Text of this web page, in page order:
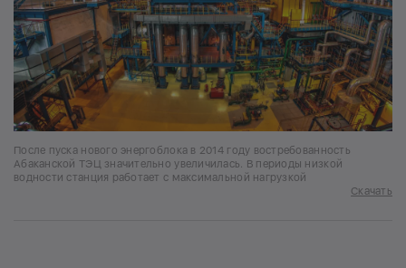
После пуска нового энергоблока в 2014 году востребованность
Абаканской ТЭЦ значительно увеличилась. В периоды низкой
водности станция работает с максимальной нагрузкой
Скачать